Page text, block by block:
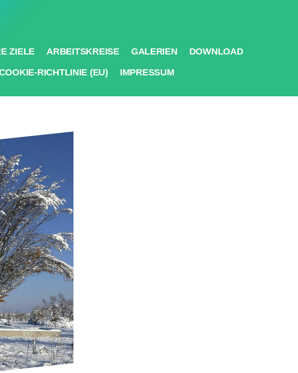
ZIELE ARBEITSKREISE GALERIEN DOWNLOAD
RICHTLINIE (EU) IMPRESSUM